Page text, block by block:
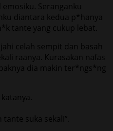
Seranganku
diantara kedua p*hanya
tante yang cukup lebat.
celah sempit dan basah
raanya. Kurasakan nafas
dia makin ter*ngs*ng
suka sekali”.